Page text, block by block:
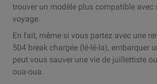
trouver un modèle plus compatible avec
voyage.
En fait, même si vous partez avec une
504 break chargée (lé-lé-la), embarquer
peut vous sauver une vie de juillettiste
oua-oua.